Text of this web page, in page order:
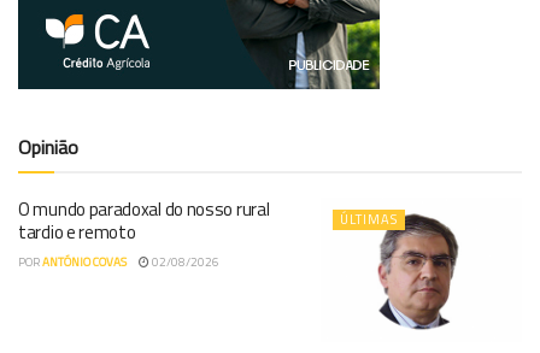
Opinião
ÚLTIMAS
O mundo paradoxal do nosso rural
tardio e remoto
PORANTÓNIO COVAS 02/08/2026